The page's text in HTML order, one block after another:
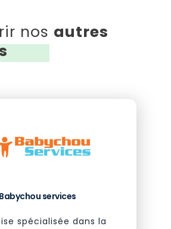
nos autres
Babychou services
spécialisée dans la